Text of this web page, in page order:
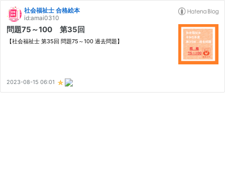
社会福祉士 合格絵本
id:amai0310
問題75～100 第35回
【社会福祉士 第35回 問題75～100 過去問題】
2023-08-15 06:01